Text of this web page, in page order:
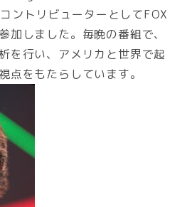
ントリビューターとしてFOX
加しました。毎晩の番組で、
を行い、アメリカと世界で起
点をもたらしています。